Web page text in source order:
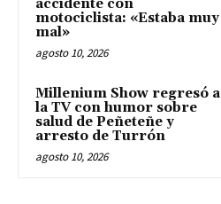
accidente con
motociclista: «Estaba muy
mal»
agosto 10, 2026
Millenium Show regresó a
la TV con humor sobre
salud de Peñeteñe y
arresto de Turrón
agosto 10, 2026